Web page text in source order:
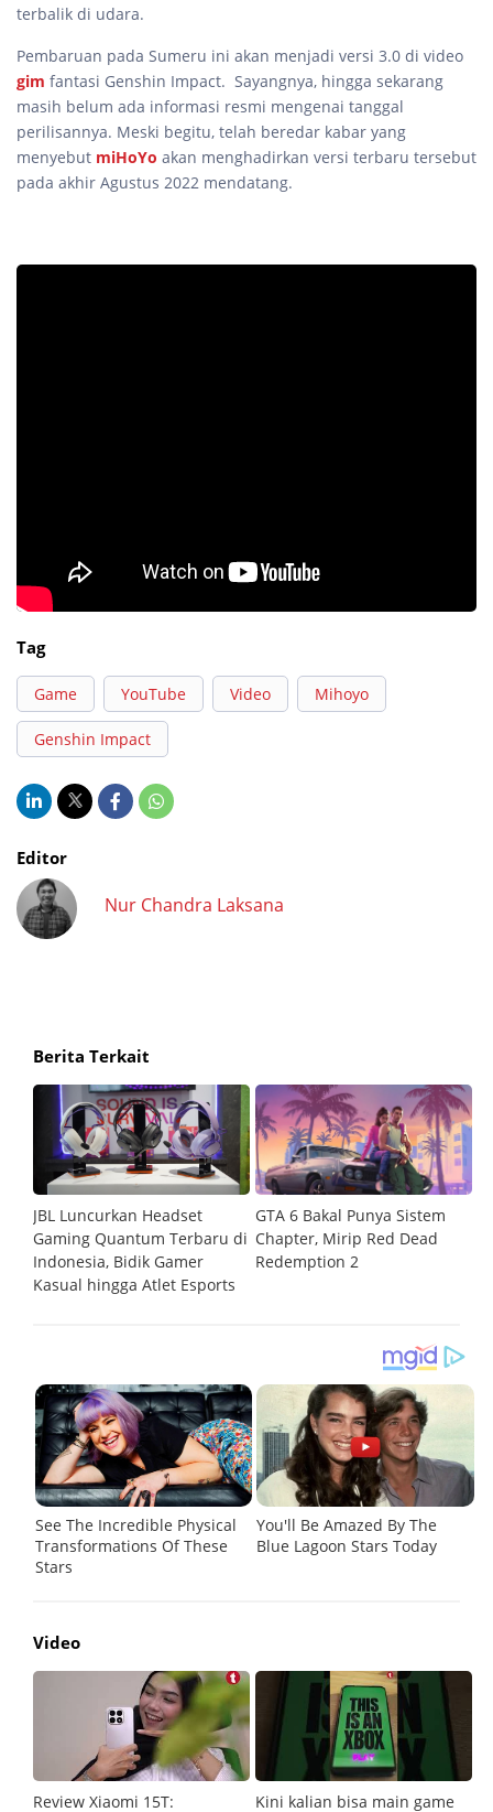
terbalik di udara.
Pembaruan pada Sumeru ini akan menjadi versi 3.0 di video
gim fantasi Genshin Impact. Sayangnya, hingga sekarang
masih belum ada informasi resmi mengenai tanggal
perilisannya. Meski begitu, telah beredar kabar yang
menyebut miHoYo akan menghadirkan versi terbaru tersebut
pada akhir Agustus 2022 mendatang.
Tag
Game YouTube Video Mihoyo
Genshin Impact
Editor
Nur Chandra Laksana
Berita Terkait
JBL Luncurkan Headset
Gaming Quantum Terbaru di
Indonesia, Bidik Gamer
Kasual hingga Atlet Esports
GTA 6 Bakal Punya Sistem
Chapter, Mirip Red Dead
Redemption 2
Video
Review Xiaomi 15T: Kini kalian bisa main game